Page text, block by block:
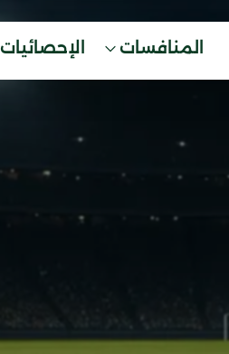
المنافسات الإحصائيات